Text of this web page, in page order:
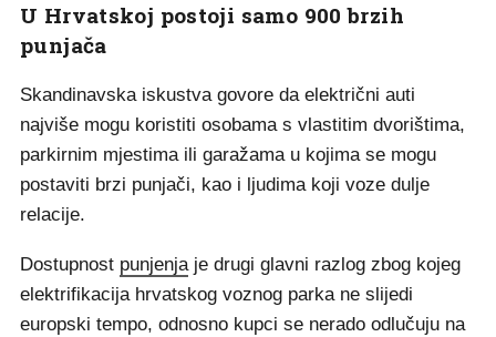
U Hrvatskoj postoji samo 900 brzih
punjača
Skandinavska iskustva govore da električni auti
najviše mogu koristiti osobama s vlastitim dvorištima,
parkirnim mjestima ili garažama u kojima se mogu
postaviti brzi punjači, kao i ljudima koji voze dulje
relacije.
Dostupnost punjenjaje drugi glavni razlog zbog kojeg
elektrifikacija hrvatskog voznog parka ne slijedi
europski tempo, odnosno kupci se nerado odlučuju na